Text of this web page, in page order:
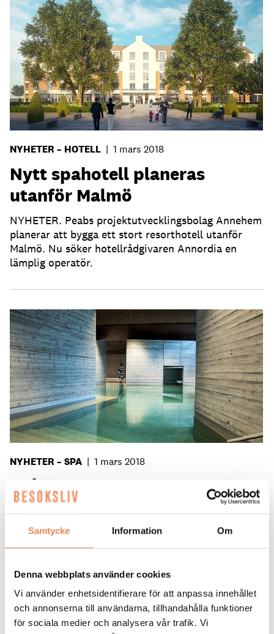
Samtycke Information Om
Denna webbplats använder cookies
Vi använder enhetsidentifierare för att anpassa innehållet
och annonserna till användarna, tillhandahålla funktioner
för sociala medier och analysera vår trafik. Vi
NYHETER – HOTELL | 1 mars 2018
Nytt spahotell planeras
utanför Malmö
NYHETER. Peabs projektutvecklingsbolag Annehem
planerar att bygga ett stort resorthotell utanför
Malmö. Nu söker hotellrådgivaren Annordia en
lämplig operatör.
NYHETER – SPA | 1 mars 2018
”Våga provocera fram ett
ändrat beteende”
NYHETER. Kaffeförbud, tv-fria rum och vegansk
mat – spa- och konferenshotellet Yasuragi, som
räds inte att utmana sina gäster.
Föregående